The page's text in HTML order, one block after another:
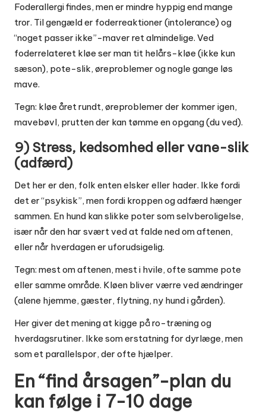
Foderallergi findes, men er mindre hyppig end mange
tror. Til gengæld er foderreaktioner (intolerance) og
“noget passer ikke”-maver ret almindelige. Ved
foderrelateret kløe ser man tit helårs-kløe (ikke kun
sæson), pote-slik, øreproblemer og nogle gange løs
mave.
Tegn: kløe året rundt, øreproblemer der kommer igen,
mavebøvl, prutten der kan tømme en opgang (du ved).
9) Stress, kedsomhed eller vane-slik
(adfærd)
Det her er den, folk enten elsker eller hader. Ikke fordi
det er “psykisk”, men fordi kroppen og adfærd hænger
sammen. En hund kan slikke poter som selvberoligelse,
især når den har svært ved at falde ned om aftenen,
eller når hverdagen er uforudsigelig.
Tegn: mest om aftenen, mest i hvile, ofte samme pote
eller samme område. Kløen bliver værre ved ændringer
(alene hjemme, gæster, flytning, ny hund i gården).
Her giver det mening at kigge på ro-træning og
hverdagsrutiner. Ikke som erstatning for dyrlæge, men
som et parallelspor, der ofte hjælper.
En “find årsagen”-plan du
kan følge i 7-10 dage